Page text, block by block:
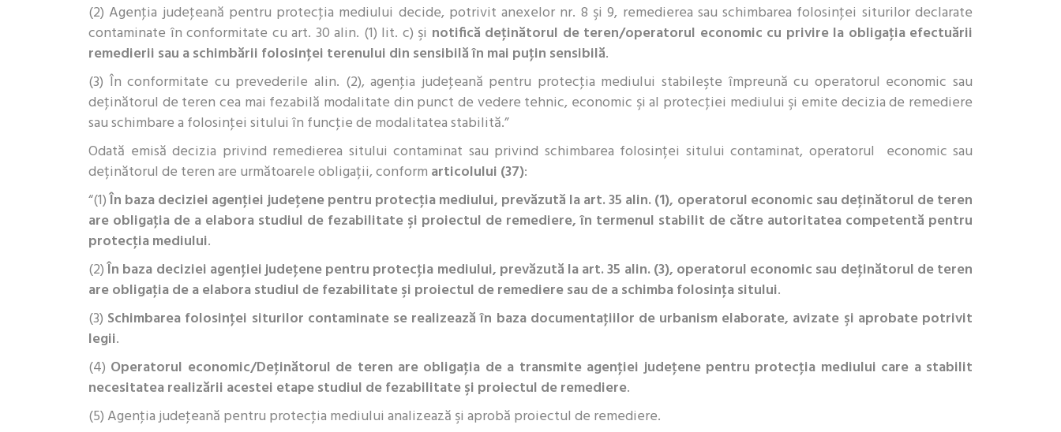
(2) Agenţia judeţeană pentru protecţia mediului decide, potrivit anexelor nr. 8 şi 9, remedierea sau schimbarea folosinţei siturilor declarate
contaminate în conformitate cu art. 30 alin. (1) lit. c) şi notifică deţinătorul de teren/operatorul economic cu privire la obligaţia efectuării
remedierii sau a schimbării folosinţei terenului din sensibilă în mai puţin sensibilă.
(3) În conformitate cu prevederile alin. (2), agenţia judeţeană pentru protecţia mediului stabileşte împreună cu operatorul economic sau
deţinătorul de teren cea mai fezabilă modalitate din punct de vedere tehnic, economic şi al protecţiei mediului şi emite decizia de remediere
sau schimbare a folosinţei sitului în funcţie de modalitatea stabilită.”
Odată emisă decizia privind remedierea sitului contaminat sau privind schimbarea folosinței sitului contaminat, operatorul economic sau
deținătorul de teren are următoarele obligații, conform articolului (37):
“(1)În baza deciziei agenţiei judeţene pentru protecţia mediului, prevăzută la art. 35 alin. (1), operatorul economic sau deţinătorul de teren
are obligaţia de a elabora studiul de fezabilitate şi proiectul de remediere, în termenul stabilit de către autoritatea competentă pentru
protecţia mediului.
(2)În baza deciziei agenţiei judeţene pentru protecţia mediului, prevăzută la art. 35 alin. (3), operatorul economic sau deţinătorul de teren
are obligaţia de a elabora studiul de fezabilitate şi proiectul de remediere sau de a schimba folosinţa sitului.
(3) Schimbarea folosinţei siturilor contaminate se realizează în baza documentaţiilor de urbanism elaborate, avizate şi aprobate potrivit
legii.
(4) Operatorul economic/Deţinătorul de teren are obligaţia de a transmite agenţiei judeţene pentru protecţia mediului care a stabilit
necesitatea realizării acestei etape studiul de fezabilitate şi proiectul de remediere.
(5) Agenţia judeţeană pentru protecţia mediului analizează şi aprobă proiectul de remediere.